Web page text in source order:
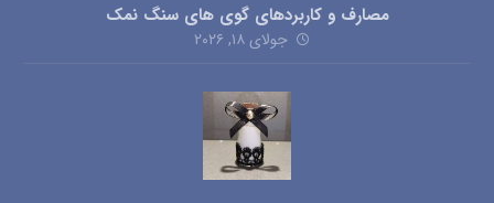
مصارف و کاربردهای گوی های سنگ نمک
جولای ۱۸, ۲۰۲۶